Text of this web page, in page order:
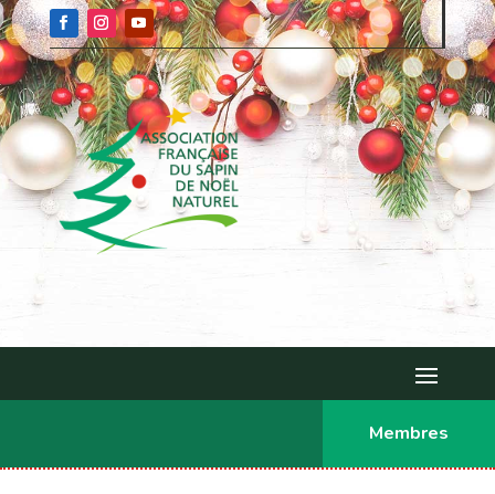
Membres